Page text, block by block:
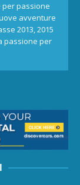
per passione
avventure
2013, 2015
passione per